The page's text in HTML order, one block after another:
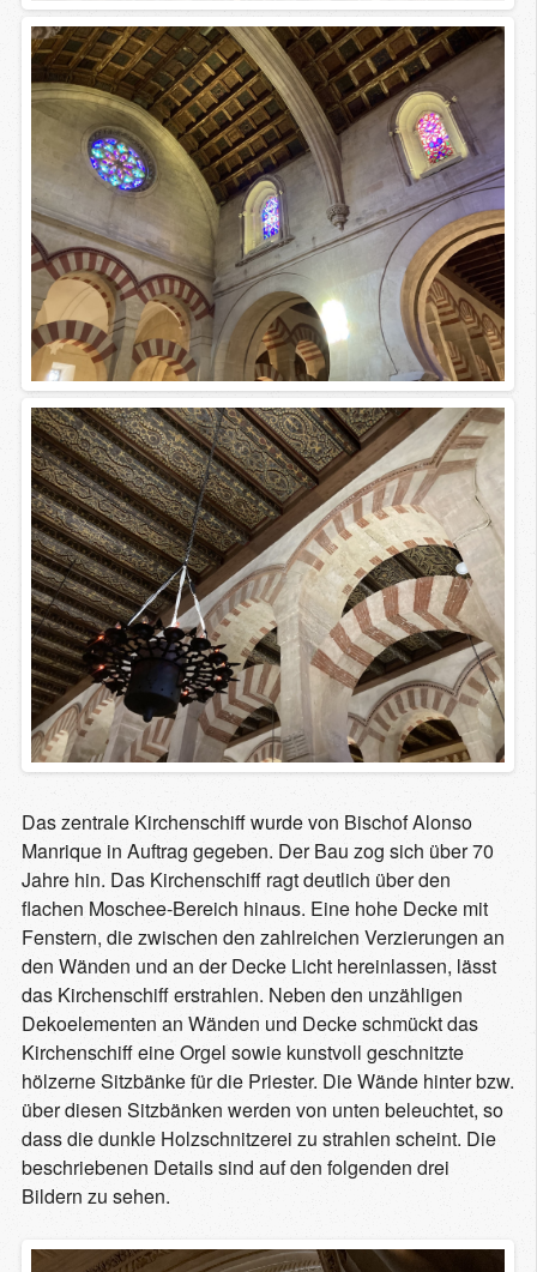
Das zentrale Kirchenschiff wurde von Bischof Alonso
Manrique in Auftrag gegeben. Der Bau zog sich über 70
Jahre hin. Das Kirchenschiff ragt deutlich über den
flachen Moschee-Bereich hinaus. Eine hohe Decke mit
Fenstern, die zwischen den zahlreichen Verzierungen an
den Wänden und an der Decke Licht hereinlassen, lässt
das Kirchenschiff erstrahlen. Neben den unzähligen
Dekoelementen an Wänden und Decke schmückt das
Kirchenschiff eine Orgel sowie kunstvoll geschnitzte
hölzerne Sitzbänke für die Priester. Die Wände hinter bzw.
über diesen Sitzbänken werden von unten beleuchtet, so
dass die dunkle Holzschnitzerei zu strahlen scheint. Die
beschriebenen Details sind auf den folgenden drei
Bildern zu sehen.